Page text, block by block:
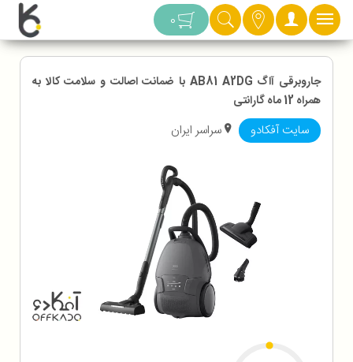
دسته بندی 0
جاروبرقی آاگ AB81 A2DG با ضمانت اصالت و سلامت کالا به
همراه 12 ماه گارانتی
سایت آفکادو سراسر ایران